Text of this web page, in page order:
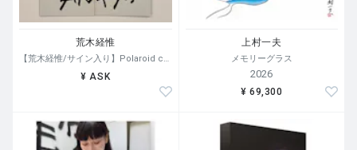
荒木経惟
【荒木経惟/サイン入り】Polaroid collage
¥ ASK
上村一夫
メモリーグラス
2026
¥ 69,300